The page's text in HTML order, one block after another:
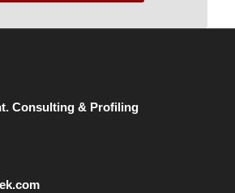
Consulting & Profiling